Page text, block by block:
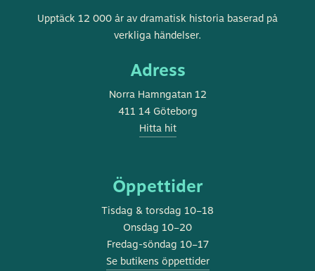
Göteborgs
stadsmuseum
Upptäck 12 000 år av dramatisk historia baserad på
verkliga händelser.
Adress
Norra Hamngatan 12
411 14 Göteborg
Hitta hit
Öppettider
Tisdag & torsdag 10–18
Onsdag 10–20
Fredag-söndag 10–17
Se butikens öppettider